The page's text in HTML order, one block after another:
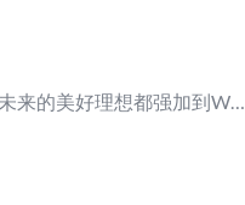
来的美好理想都强加到W…